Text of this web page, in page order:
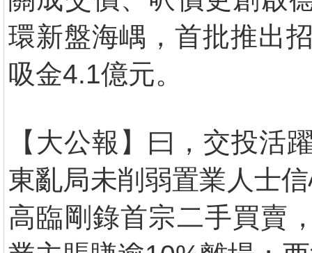
環新盤海嵎，首批推出
吸金4.1億元。
【大公報】曰，交投活
東亂局未削弱置業人士
高臨剛錄首宗二手買賣